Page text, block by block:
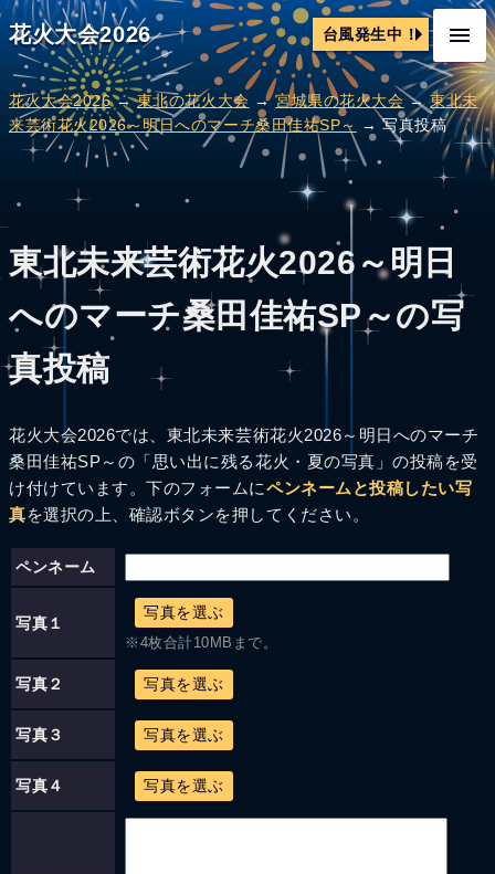
花火大会2026 台風発生中！
花火大会2026→東北の花火大会 →宮城県の花火大会→東北未
来芸術花火2026～明日へのマーチ桑田佳祐SP～
→ 写真投稿
東北未来芸術花火2026～明日
へのマーチ桑田佳祐SP～の写
真投稿
花火大会2026では、東北未来芸術花火2026～明日へのマーチ
桑田佳祐SP～の「思い出に残る花火・夏の写真」の投稿を受
け付けています。下のフォームにペンネームと投稿したい写
真を選択の上、確認ボタンを押してください。
ペンネーム
写真１
写真を選ぶ
※4枚合計10MBまで。
写真２ 写真を選ぶ
写真３ 写真を選ぶ
写真４ 写真を選ぶ